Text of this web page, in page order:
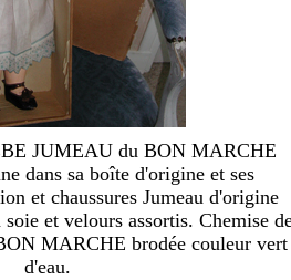
JUMEAU du BON MARCHE
dans sa boîte d'origine et ses
et chaussures Jumeau d'origine
soie et velours assortis. Chemise
MARCHE brodée couleur vert
d'eau.